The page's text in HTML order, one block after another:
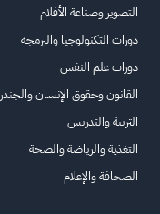
التصوير وصناعة الأفلام
دورات التكنولوجيا والبرمجة
دورات علم النفس
القانون وحقوق الإنسان والجندر
التربية والتدريس
التغذية والرياضة والصحة
الصحافة والإعلام